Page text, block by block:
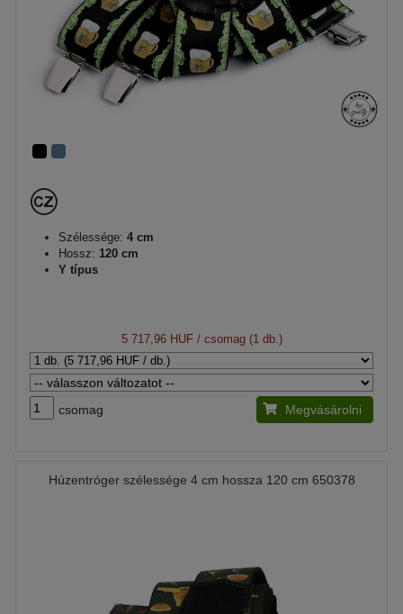
Szélessége: 4 cm
Hossz: 120 cm
Y típus
5 717,96 HUF/ csomag (1 db.)
csomag Megvásárolni
Húzentróger szélessége 4 cm hossza 120 cm 650378